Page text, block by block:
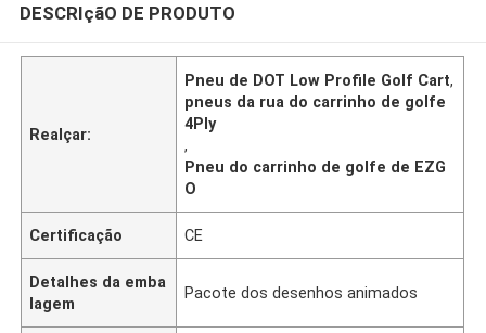
DESCRIçãO DE PRODUTO
Realçar:
Pneu de DOT Low Profile Golf Cart,
pneus da rua do carrinho de golfe
4Ply
,
Pneu do carrinho de golfe de EZG
O
Certificação CE
Detalhes da emba
lagem
Pacote dos desenhos animados